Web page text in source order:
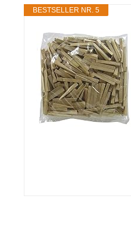
BESTSELLER NR. 5